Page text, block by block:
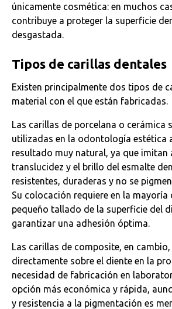
únicamente cosmética: en muchos
contribuye a proteger la superficie
desgastada.
Tipos de carillas dentales
Existen principalmente dos tipos de
material con el que están fabricadas.
Las carillas de porcelana o cerámica
utilizadas en la odontología estética
resultado muy natural, ya que imitan
translucidez y el brillo del esmalte
resistentes, duraderas y no se
Su colocación requiere en la mayoría
pequeño tallado de la superficie del
garantizar una adhesión óptima.
Las carillas de composite, en cambio,
directamente sobre el diente en la
necesidad de fabricación en
opción más económica y rápida,
y resistencia a la pigmentación es